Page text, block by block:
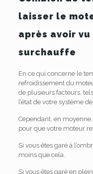
laisser le
après avoir
surchauffe
En ce qui concerne le
refroidissement du
de plusieurs facteurs,
l’état de votre système
Cependant, en
pour que votre moteur
Si vous êtes garé à
moins que cela.
Si vous êtes garé en